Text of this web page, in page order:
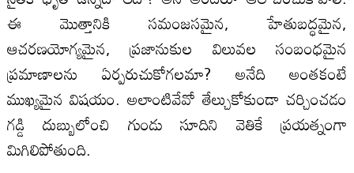
ఈ మొత్తానికి సమంజసమైన, హేతుబద్ధమైన,
ఆచరణయోగ్యమైన, ప్రజానుకుల విలువల సంబంధమైన
ప్రమాణాలను ఏర్పరుచుకోగలమా? అనేది అంతకంటే
ముఖ్యమైన విషయం. అలాంటివేవో తేల్చుకోకుండా చర్చించడం
గడ్డి దుబ్బులోంచి గుండు సూదిని వెతికే ప్రయత్నంగా
మిగిలిపోతుంది.